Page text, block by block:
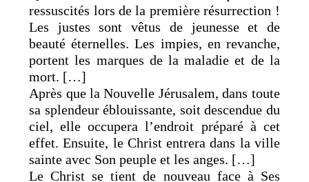
ressuscités lors de la première résurrection !
Les justes sont vêtus de jeunesse et de
beauté éternelles. Les impies, en revanche,
portent les marques de la maladie et de la
mort. […]
Après que la Nouvelle Jérusalem, dans toute
sa splendeur éblouissante, soit descendue du
ciel, elle occupera l’endroit préparé à cet
effet. Ensuite, le Christ entrera dans la ville
sainte avec Son peuple et les anges. […]
Le Christ se tient de nouveau face à Ses